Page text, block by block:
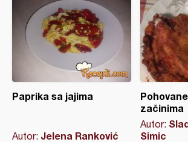
Paprika sa jajima
Autor: Jelena Ranković
začinima
Autor:
Simic